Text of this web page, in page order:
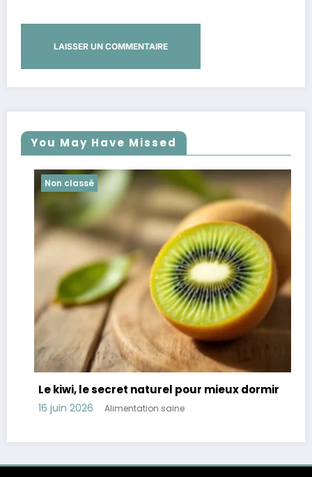
You May Have Missed
classé
kiwi, le secret naturel pour mieux dormir
juin 2026 Alimentation saine
Non